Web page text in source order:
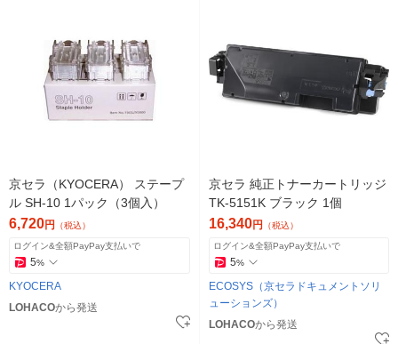
京セラ（KYOCERA） ステープ
ル SH-10 1パック（3個入）
6,720円 （税込）
ログイン&全額PayPay支払いで
5%
KYOCERA
LOHACOから発送
京セラ 純正トナーカートリッジ
TK-5151K ブラック 1個
16,340円 （税込）
ログイン&全額PayPay支払いで
5%
ECOSYS（京セラドキュメントソリ
ューションズ）
LOHACOから発送